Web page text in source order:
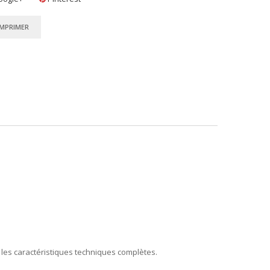
caractéristiques techniques complètes.